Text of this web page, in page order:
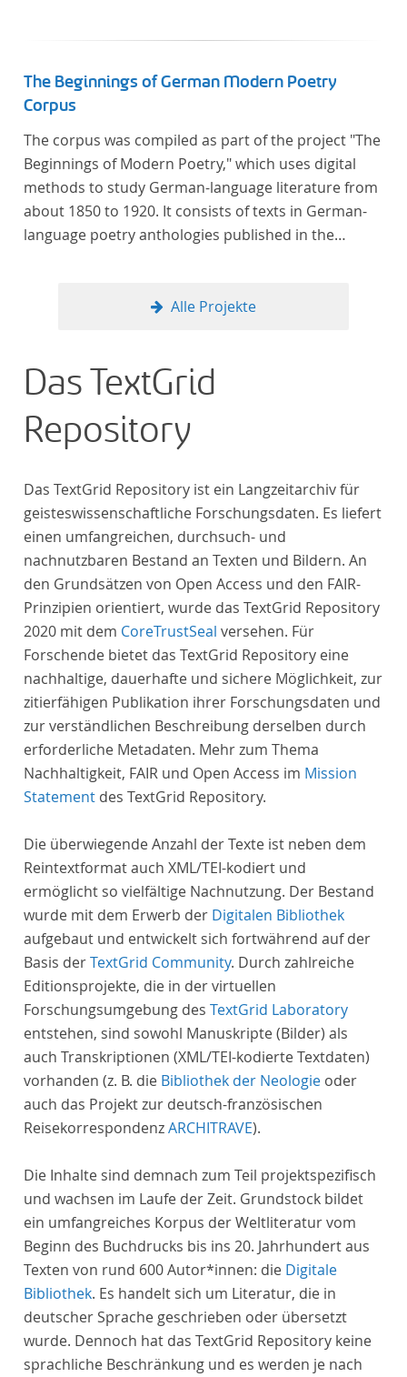
The Beginnings of German Modern Poetry
Corpus
The corpus was compiled as part of the project "The
Beginnings of Modern Poetry," which uses digital
methods to study German-language literature from
about 1850 to 1920. It consists of texts in German-
language poetry anthologies published in the
that was contemporary at the time, and, in the case
In total, the corpus consists of more than 20
anthologies containing more than 6000 poems.
Alle Projekte
Das TextGrid
Repository
Das TextGrid Repository ist ein Langzeitarchiv für
geisteswissenschaftliche Forschungsdaten. Es liefert
einen umfangreichen, durchsuch- und
nachnutzbaren Bestand an Texten und Bildern. An
den Grundsätzen von Open Access und den FAIR-
Prinzipien orientiert, wurde das TextGrid Repository
2020 mit dem CoreTrustSeal versehen. Für
Forschende bietet das TextGrid Repository eine
nachhaltige, dauerhafte und sichere Möglichkeit, zur
zitierfähigen Publikation ihrer Forschungsdaten und
zur verständlichen Beschreibung derselben durch
erforderliche Metadaten. Mehr zum Thema
Nachhaltigkeit, FAIR und Open Access im Mission
Statement des TextGrid Repository.
Die überwiegende Anzahl der Texte ist neben dem
Reintextformat auch XML/TEI-kodiert und
ermöglicht so vielfältige Nachnutzung. Der Bestand
wurde mit dem Erwerb der Digitalen Bibliothek
aufgebaut und entwickelt sich fortwährend auf der
Basis derTextGrid Community. Durch zahlreiche
Editionsprojekte, die in der virtuellen
Forschungsumgebung des TextGrid Laboratory
entstehen, sind sowohl Manuskripte (Bilder) als
auch Transkriptionen (XML/TEI-kodierte Textdaten)
vorhanden (z. B. die Bibliothek der Neologie oder
auch das Projekt zur deutsch-französischen
ReisekorrespondenzARCHITRAVE).
Die Inhalte sind demnach zum Teil projektspezifisch
und wachsen im Laufe der Zeit. Grundstock bildet
ein umfangreiches Korpus der Weltliteratur vom
Beginn des Buchdrucks bis ins 20. Jahrhundert aus
Texten von rund 600 Autor*innen: die Digitale
Bibliothek. Es handelt sich um Literatur, die in
deutscher Sprache geschrieben oder übersetzt
wurde. Dennoch hat das TextGrid Repository keine
sprachliche Beschränkung und es werden je nach